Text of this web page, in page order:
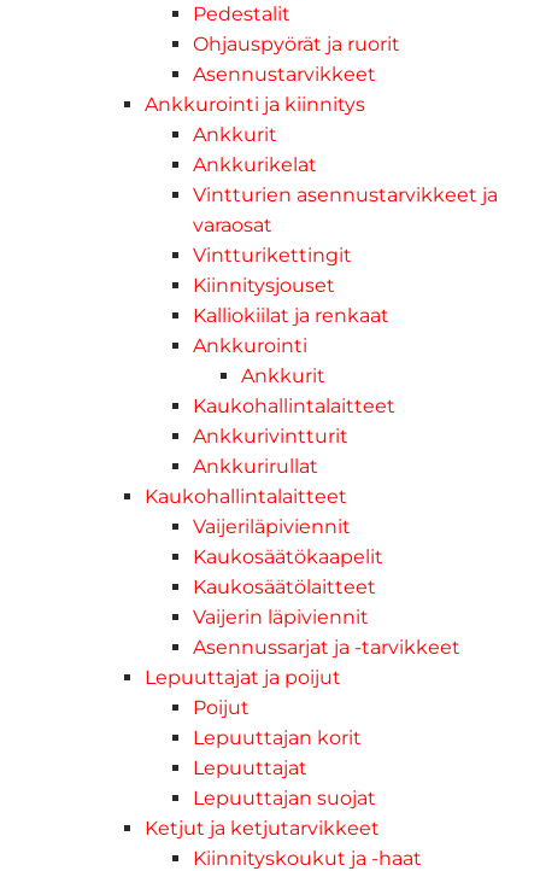
Pedestalit
Ohjauspyörät ja ruorit
Asennustarvikkeet
Ankkurointi ja kiinnitys
Ankkurit
Ankkurikelat
Vintturien asennustarvikkeet ja
varaosat
Vintturikettingit
Kiinnitysjouset
Kalliokiilat ja renkaat
Ankkurointi
Ankkurit
Kaukohallintalaitteet
Ankkurivintturit
Ankkurirullat
Kaukohallintalaitteet
Vaijeriläpiviennit
Kaukosäätökaapelit
Kaukosäätölaitteet
Vaijerin läpiviennit
Asennussarjat ja -tarvikkeet
Lepuuttajat ja poijut
Poijut
Lepuuttajan korit
Lepuuttajat
Lepuuttajan suojat
Ketjut ja ketjutarvikkeet
Kiinnityskoukut ja -haat